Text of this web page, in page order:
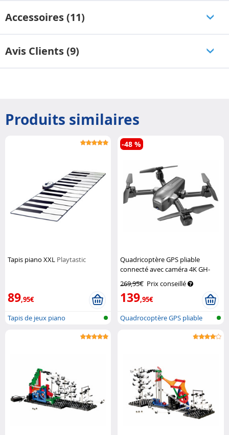
Accessoires (11)
Avis Clients (9)
Produits similaires
Tapis piano XXL Playtastic
89,95€
Tapis de jeux piano
Quadricoptère GPS pliable
connecté avec caméra 4K GH-
269,95€ Prix conseillé
139,95€
-48 %
Quadrocoptère GPS pliable